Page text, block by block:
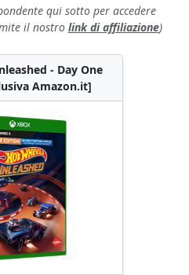
qui sotto per accedere
il nostro link di affiliazione)
- Day One
Amazon.it]